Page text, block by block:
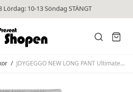
10-13 Söndag STÄNGT
/ JDYGEGGO NEW LONG PANT Ultimate Grey